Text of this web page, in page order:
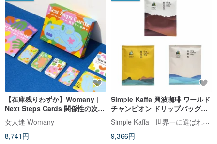
【在庫残りわずか】Womany |
Next Steps Cards 関係性の次の
一歩を導くカード
女人迷 Womany
8,741円
Simple Kaffa 興波珈琲 ワールド
チャンピオン ドリップバッグコ
ーヒー 30 袋 | 箱なし
Simple Kaffa - 世界一に選ばれたカフェ
9,366円